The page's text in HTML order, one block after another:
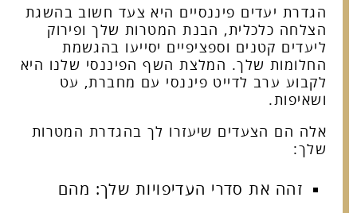
הגדרת יעדים פיננסיים היא צעד חשוב בהשגת
הצלחה כלכלית, הבנת המטרות שלך ופירוק
ליעדים קטנים וספציפיים יסייעו בהגשמת
החלומות שלך. המלצת השף הפיננסי שלנו היא
לקבוע ערב לדייט פיננסי עם מחברת, עט
ושאיפות.
אלה הם הצעדים שיעזרו לך בהגדרת המטרות
שלך:
זהה את סדרי העדיפויות שלך: מהם